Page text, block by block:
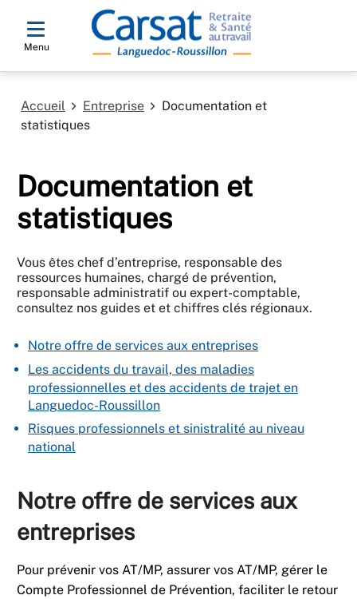
Menu
Accueil Entreprise
Documentation et
statistiques
Documentation et
statistiques
Vous êtes chef d’entreprise, responsable des
ressources humaines, chargé de prévention,
responsable administratif ou expert-comptable,
consultez nos guides et et chiffres clés régionaux.
Notre offre de services aux entreprises
Les accidents du travail, des maladies
professionnelles et des accidents de trajet en
Languedoc-Roussillon
Risques professionnels et sinistralité au niveau
national
Notre offre de services aux
entreprises
Pour prévenir vos AT/MP, assurer vos AT/MP, gérer le
Compte Professionnel de Prévention, faciliter le retour